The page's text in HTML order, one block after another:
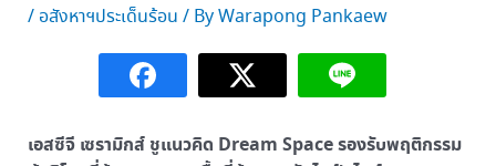
/ อสังหาฯประเด็นร้อน / ByWarapong Pankaew
เอสซีจี เซรามิกส์ ชูแนวคิด Dream Space รองรับพฤติกรรม